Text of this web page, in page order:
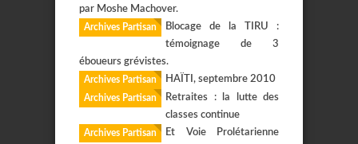
par Moshe Machover.
Archives Partisan
Blocage de la TIRU :
témoignage de 3
éboueurs grévistes.
Archives Partisan HAÏTI, septembre 2010
Archives Partisan
Retraites : la lutte des
classes continue
Archives Partisan
Et Voie Prolétarienne